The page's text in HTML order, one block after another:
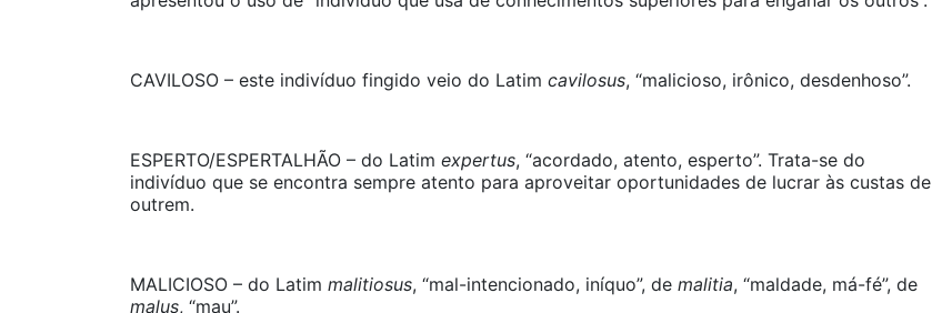
CAVILOSO – este indivíduo fingido veio do Latim cavilosus, “malicioso, irônico, desdenhoso”.
ESPERTO/ESPERTALHÃO – do Latim expertus, “acordado, atento, esperto”. Trata-se do
indivíduo que se encontra sempre atento para aproveitar oportunidades de lucrar às custas de
outrem.
MALICIOSO – do Latim malitiosus, “mal-intencionado, iníquo”, de malitia, “maldade, má-fé”, de
malus, “mau”.